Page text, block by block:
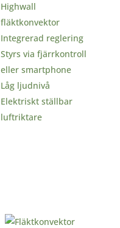
Highwall
fläktkonvektor
Integrerad reglering
Styrs via fjärrkontroll
eller smartphone
Låg ljudnivå
Elektriskt ställbar
luftriktare